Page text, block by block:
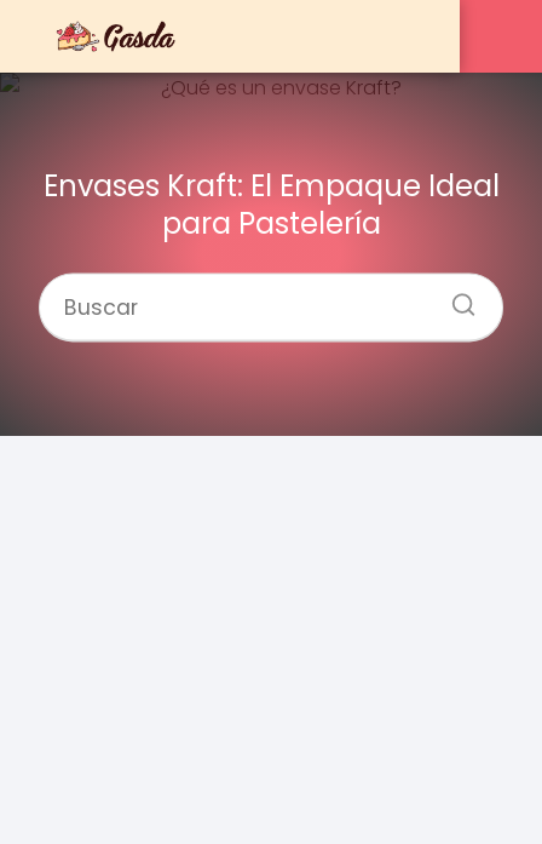
Envases Kraft: El Empaque Ideal
para Pastelería